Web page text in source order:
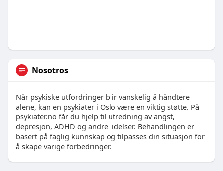
Nosotros
Når psykiske utfordringer blir vanskelig å håndtere
alene, kan en psykiater i Oslo være en viktig støtte. På
psykiater.no får du hjelp til utredning av angst,
depresjon, ADHD og andre lidelser. Behandlingen er
basert på faglig kunnskap og tilpasses din situasjon for
å skape varige forbedringer.